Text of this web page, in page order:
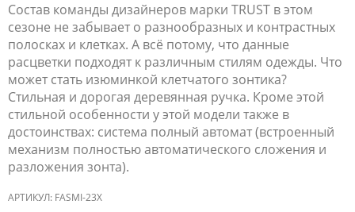
Состав команды дизайнеров марки TRUST в этом
сезоне не забывает о разнообразных и контрастных
полосках и клетках. А всё потому, что данные
расцветки подходят к различным стилям одежды. Что
может стать изюминкой клетчатого зонтика?
Стильная и дорогая деревянная ручка. Кроме этой
стильной особенности у этой модели также в
достоинствах: система полный автомат (встроенный
механизм полностью автоматического сложения и
разложения зонта).
АРТИКУЛ: FASMI-23X